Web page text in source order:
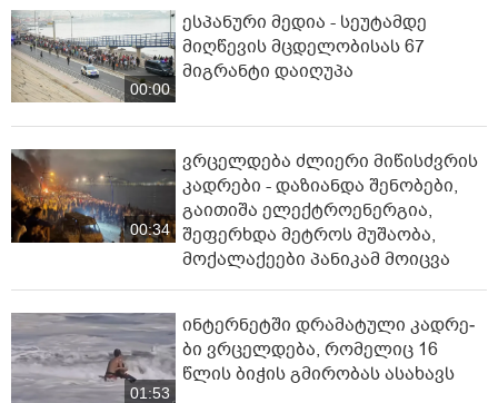
00:00
ესპანური მედია - სეუტამდე
მიღწევის მცდელობისას 67
მიგრანტი დაიღუპა
00:34
ვრცელდება ძლიერი მიწისძვრის
კადრები - დაზიანდა შენობები,
გაითიშა ელექტროენერგია,
შეფერხდა მეტროს მუშაობა,
მოქალაქეები პანიკამ მოიცვა
01:53
ინ­ტერ­ნეტ­ში დრა­მა­ტუ­ლი კად­რე­
ბი ვრცელდება, რომელიც 16
წლის ბიჭის გმირობას ასახავს